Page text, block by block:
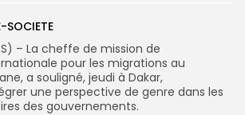
SOCIETE
– La cheffe de mission de
pour les migrations au
a souligné, jeudi à Dakar,
une perspective de genre dans les
des gouvernements.